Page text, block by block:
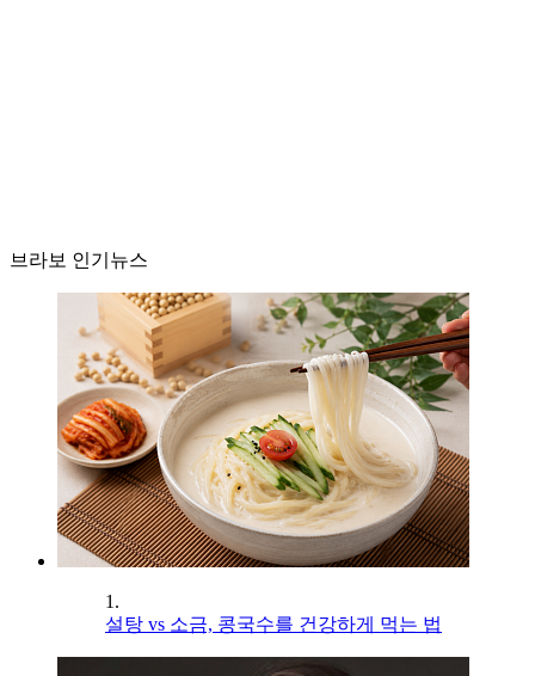
브라보 인기뉴스
1.
설탕 vs 소금, 콩국수를 건강하게 먹는 법